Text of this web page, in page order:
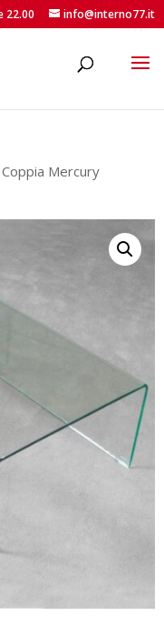
22.00 info@interno77.it
Mercury